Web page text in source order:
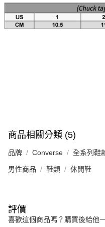
商品相關分類 (5)
品牌 Converse 全系列鞋
男性商品 鞋類 休閒鞋
評價
喜歡這個商品嗎？購買後給他